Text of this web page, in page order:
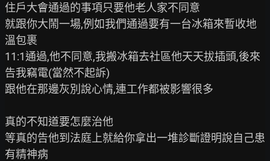
住戶大會通過的事項只要他老人家不同意
就跟你大鬧一場,例如我們通過要有一台冰箱來暫收地
溫包裹
11:1通過,他不同意,我搬冰箱去社區他天天拔插頭,後來
告我竊電(當然不起訴)
跟他在那邊灰別說心情,連工作都被影響很多
真的不知道要怎麼治他
等真的告他到法庭上就給你拿出一堆診斷證明說自己患
有精神病